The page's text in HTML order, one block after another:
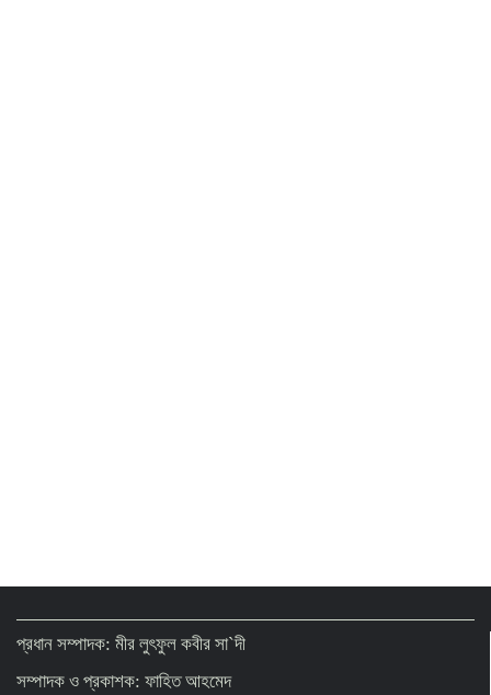
প্রধান সম্পাদক: মীর লুৎফুল কবীর সা`দী
সম্পাদক ও প্রকাশক: ফাহিত আহমেদ